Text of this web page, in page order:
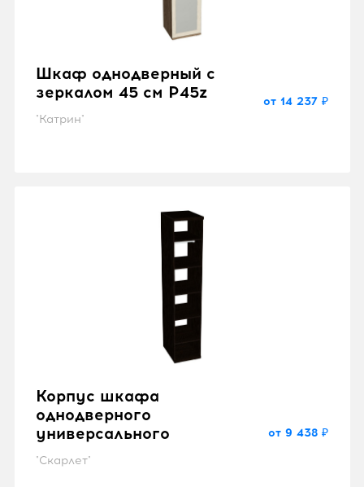
Шкаф однодверный с
зеркалом 45 см P45z
"Катрин"
от 14 237 ₽
Корпус шкафа
однодверного
универсального
"Скарлет"
от 9 438 ₽